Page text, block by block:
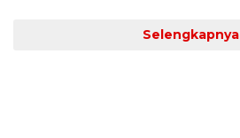
Selengkapnya